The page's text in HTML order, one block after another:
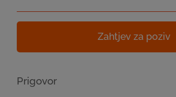
Zahtjev za poziv
Prigovor